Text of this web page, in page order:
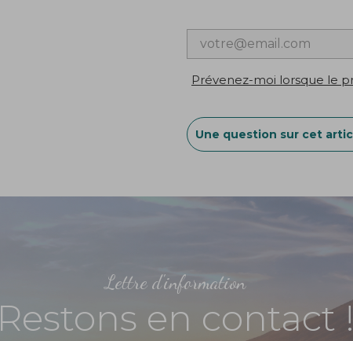
Prévenez-moi lorsque le
Une question sur cet
Lettre d'information
Restons en contact !